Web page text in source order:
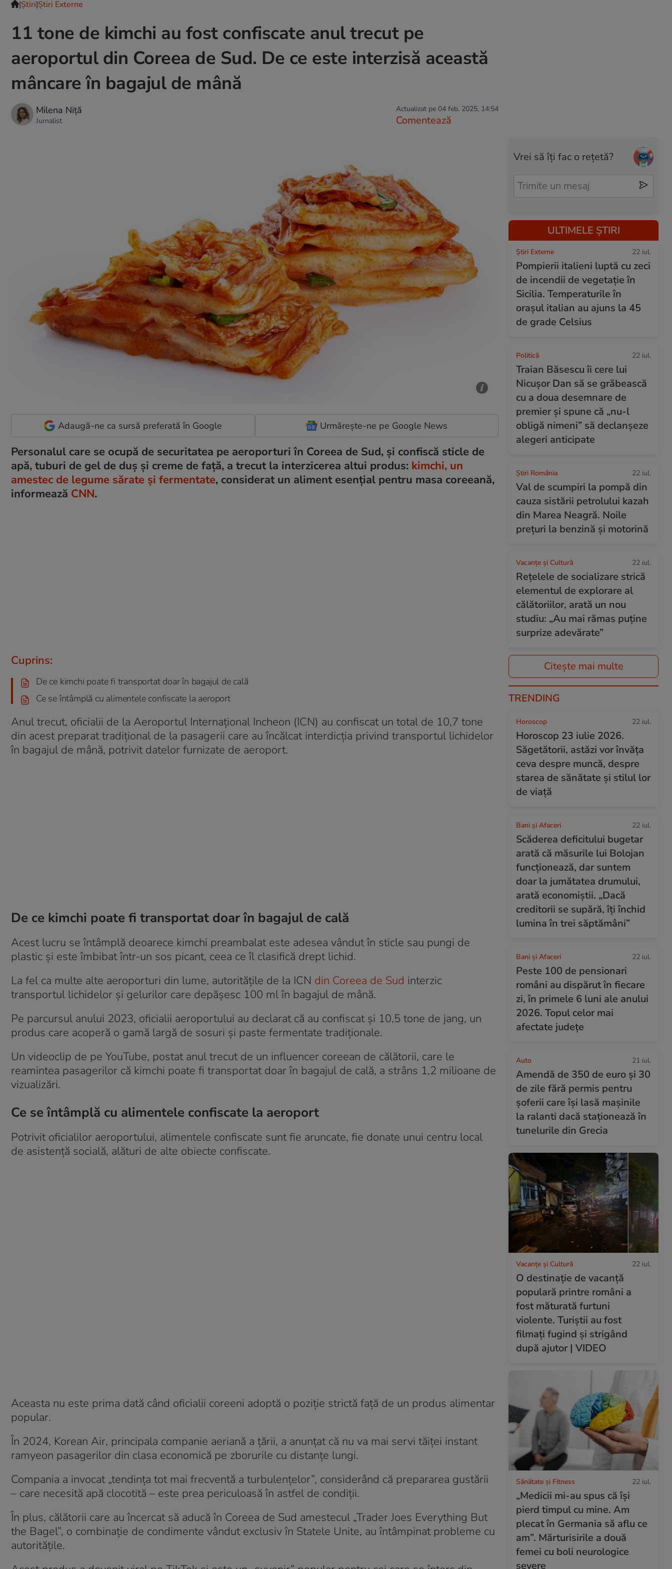
|Ştiri|Știri Externe
11 tone de kimchi au fost confiscate anul trecut pe
aeroportul din Coreea de Sud. De ce este interzisă această
mâncare în bagajul de mână
Milena Niță
Jurnalist
Actualizat pe 04 feb. 2025, 14:54
Comentează
Adaugă-ne ca sursă preferată în Google Urmărește-ne pe Google News
Personalul care se ocupă de securitatea pe aeroporturi în Coreea de Sud, și confiscă sticle de
apă, tuburi de gel de duș și creme de față, a trecut la interzicerea altui produs: kimchi, un
amestec de legume sărate și fermentate, considerat un aliment esențial pentru masa coreeană,
informează CNN.
Cuprins:
De ce kimchi poate fi transportat doar în bagajul de cală
Ce se întâmplă cu alimentele confiscate la aeroport
Anul trecut, oficialii de la Aeroportul Internațional Incheon (ICN) au confiscat un total de 10,7 tone
din acest preparat tradițional de la pasagerii care au încălcat interdicția privind transportul lichidelor
în bagajul de mână, potrivit datelor furnizate de aeroport.
De ce kimchi poate fi transportat doar în bagajul de cală
Acest lucru se întâmplă deoarece kimchi preambalat este adesea vândut în sticle sau pungi de
plastic și este îmbibat într-un sos picant, ceea ce îl clasifică drept lichid.
La fel ca multe alte aeroporturi din lume, autoritățile de la ICN din Coreea de Sud interzic
transportul lichidelor și gelurilor care depășesc 100 ml în bagajul de mână.
Pe parcursul anului 2023, oficialii aeroportului au declarat că au confiscat și 10,5 tone de jang, un
produs care acoperă o gamă largă de sosuri și paste fermentate tradiționale.
Un videoclip de pe YouTube, postat anul trecut de un influencer coreean de călătorii, care le
reamintea pasagerilor că kimchi poate fi transportat doar în bagajul de cală, a strâns 1,2 milioane de
vizualizări.
Ce se întâmplă cu alimentele confiscate la aeroport
Potrivit oficialilor aeroportului, alimentele confiscate sunt fie aruncate, fie donate unui centru local
de asistență socială, alături de alte obiecte confiscate.
Aceasta nu este prima dată când oficialii coreeni adoptă o poziție strictă față de un produs alimentar
popular.
În 2024, Korean Air, principala companie aeriană a țării, a anunțat că nu va mai servi tăiței instant
ramyeon pasagerilor din clasa economică pe zborurile cu distanțe lungi.
Compania a invocat „tendința tot mai frecventă a turbulențelor”, considerând că prepararea gustării
– care necesită apă clocotită – este prea periculoasă în astfel de condiții.
În plus, călătorii care au încercat să aducă în Coreea de Sud amestecul „Trader Joes Everything But
the Bagel”, o combinație de condimente vândut exclusiv în Statele Unite, au întâmpinat probleme cu
autoritățile.
Vrei să îți fac o rețetă?
ULTIMELE ȘTIRI
Știri Externe 22 iul.
Pompierii italieni luptă cu zeci
de incendii de vegetație în
Sicilia. Temperaturile în
orașul italian au ajuns la 45
de grade Celsius
Politică 22 iul.
Traian Băsescu îi cere lui
Nicușor Dan să se grăbească
cu a doua desemnare de
premier și spune că „nu-l
obligă nimeni” să declanșeze
alegeri anticipate
Știri România 22 iul.
Val de scumpiri la pompă din
cauza sistării petrolului kazah
din Marea Neagră. Noile
prețuri la benzină și motorină
Vacanțe și Cultură 22 iul.
Rețelele de socializare strică
elementul de explorare al
călătoriilor, arată un nou
studiu: „Au mai rămas puține
surprize adevărate”
Citește mai multe
TRENDING
Horoscop 22 iul.
Horoscop 23 iulie 2026.
Săgetătorii, astăzi vor învăța
ceva despre muncă, despre
starea de sănătate și stilul lor
de viață
Bani și Afaceri 22 iul.
Scăderea deficitului bugetar
arată că măsurile lui Bolojan
funcționează, dar suntem
doar la jumătatea drumului,
arată economiștii. „Dacă
creditorii se supără, îți închid
lumina în trei săptămâni”
Bani și Afaceri 22 iul.
Peste 100 de pensionari
români au dispărut în fiecare
zi, în primele 6 luni ale anului
2026. Topul celor mai
afectate județe
Auto 21 iul.
Amendă de 350 de euro și 30
de zile fără permis pentru
șoferii care își lasă mașinile
la ralanti dacă staționează în
tunelurile din Grecia
Vacanțe și Cultură 22 iul.
O destinație de vacanță
populară printre români a
fost măturată furtuni
violente. Turiștii au fost
filmați fugind și strigând
după ajutor | VIDEO
Sănătate și Fitness 22 iul.
„Medicii mi-au spus că își
pierd timpul cu mine. Am
plecat în Germania să aflu ce
am”. Mărturisirile a două
femei cu boli neurologice
severe